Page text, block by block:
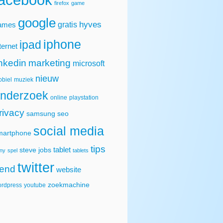
firefox game
google gratis hyves
ipad iphone
marketing microsoft
muziek nieuw
online playstation
samsung seo
social media
spel steve jobs tablet tablets tips
twitter website
youtube zoekmachine